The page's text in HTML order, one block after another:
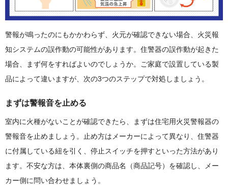
警報が鳴ったのにもかかわらず、火元が確認できない場合、火災報
知システムの誤作動の可能性があります。住警器の誤作動が起きた
場合、まず何をすればよいのでしょうか。ご家庭で設置している製
品によって違いますが、次の3つのステップで対処しましょう。
まずは警報音を止める
室内に火種がないことが確認できたら、まずは住宅用火災警報器の
警報音を止めましょう。止め方はメーカーによって異なり、住警器
に付属している紐を引く、停止スイッチを押すといった方法があり
ます。不安な方は、本体裏側の商品名（商品記号）を確認し、メー
カー側に問い合わせましょう。